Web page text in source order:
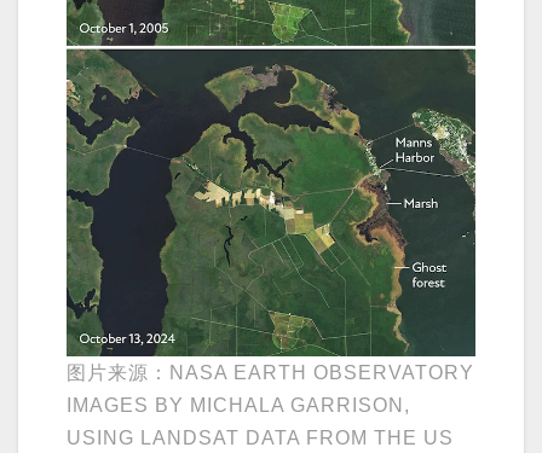
图片来源：NASA EARTH OBSERVATORY
IMAGES BY MICHALA GARRISON,
USING LANDSAT DATA FROM THE US